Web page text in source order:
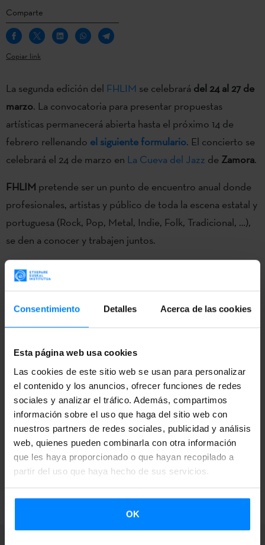
Consentimiento Detalles Acerca de las cookies
Esta página web usa cookies
Las cookies de este sitio web se usan para personalizar
el contenido y los anuncios, ofrecer funciones de redes
sociales y analizar el tráfico. Además, compartimos
información sobre el uso que haga del sitio web con
nuestros partners de redes sociales, publicidad y análisis
web, quienes pueden combinarla con otra información
que les haya proporcionado o que hayan recopilado a
partir del uso que haya hecho de sus servicios.
OK
Comparte
Copiar link
La segunda edición del FHLIM se celebrará del 24 al 27 de
marzo. La convocatoria para presentar propuestas
artísticas permanecerá abierta hasta el próximo 14 de
febrero rellenando el siguiente formulario. El concierto se
celebrará el 24 de marzo en La Cueva del Jazz de Zamora.
FHLIM pretende ser un punto de encuentro anual donde
profesionales, artistas y público de toda la escena estatal y
portuguesa (Rock, Pop, Metal, Indie, Folk, Tradicional, …),
se den a conocer y trabajen juntos.
La elección del grupo o solista correrá a cargo de la
organización del
DesdeBasque. Music.
se destinará una partida económica
para sufragar gastos de desplazamiento y otros gastos de
las y los participantes.
Basque. Music.es una plataforma formada porEuskal
Herriko Musika Bulegoa, Etxepare Euskal
InstitutuayEuskadiko Soinuak(Promoción de Cultura –
Gobierno Vasco).
VOLVER